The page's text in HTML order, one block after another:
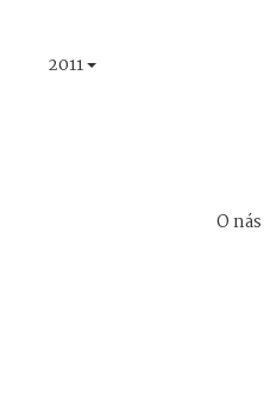
2011
O nás